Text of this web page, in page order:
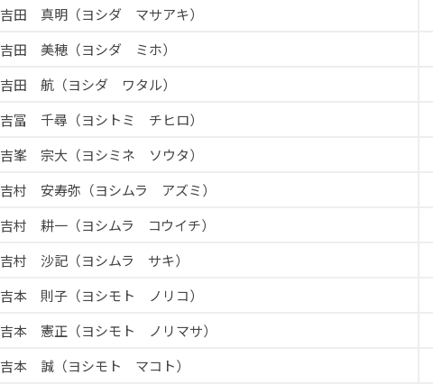
吉田 真明（ヨシダ マサアキ）
吉田 美穂（ヨシダ ミホ）
吉田 航（ヨシダ ワタル）
吉冨 千尋（ヨシトミ チヒロ）
吉峯 宗大（ヨシミネ ソウタ）
吉村 安寿弥（ヨシムラ アズミ）
吉村 耕一（ヨシムラ コウイチ）
吉村 沙記（ヨシムラ サキ）
吉本 則子（ヨシモト ノリコ）
吉本 憲正（ヨシモト ノリマサ）
吉本 誠（ヨシモト マコト）